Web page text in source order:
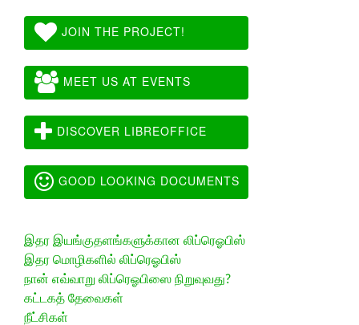
JOIN THE PROJECT!
MEET US AT EVENTS
DISCOVER LIBREOFFICE
GOOD LOOKING DOCUMENTS
இதர இயங்குதளங்களுக்கான லிப்ரெஓபிஸ்
இதர மொழிகளில் லிப்ரெஓபிஸ்
நான் எவ்வாறு லிப்ரெஓபிஸை நிறுவுவது?
கட்டகத் தேவைகள்
நீட்சிகள்